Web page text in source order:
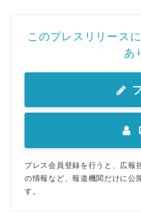
このプレスリリース
あ
プレス会員登録を行うと、広報
の情報など、報道機関だけに公
す。